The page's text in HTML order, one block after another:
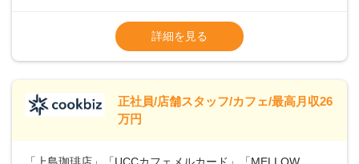
よ♪あなたも、無理なくステップアップできる環境で、少しず
つ成長していきませんか？
ます・東日本エリア：月給21万4000～27万
※経験・スキルを考慮の上、決定します。
※別途、残業代および各種手当あり
※試用期間なし
■店長職： ・西日本／月給26万7500円
詳細を見る
正社員/店舗スタッフ/カフェ/最高月収26
万円